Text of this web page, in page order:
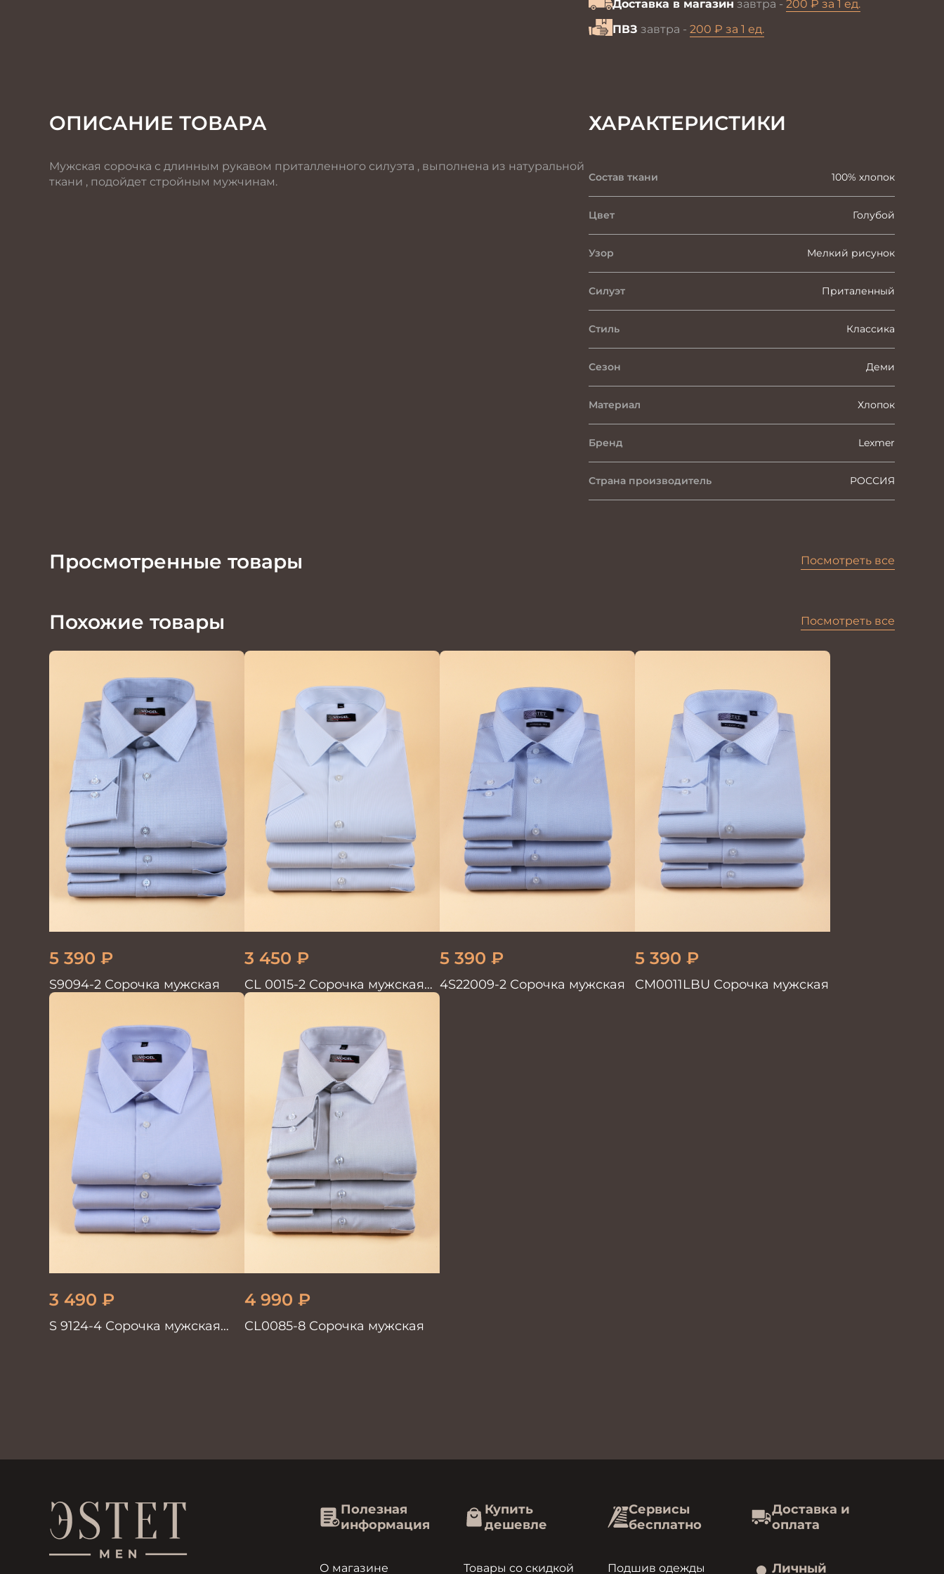
Доставка в магазин завтра - 200 ₽ за 1 ед.
ПВЗ завтра - 200 ₽ за 1 ед.
ОПИСАНИЕ ТОВАРА
Мужская сорочка с длинным рукавом приталленного силуэта , выполнена из натуральной
ткани , подойдет стройным мужчинам.
ХАРАКТЕРИСТИКИ
Состав ткани 100% хлопок
Цвет Голубой
Узор Мелкий рисунок
Силуэт Приталенный
Стиль Классика
Сезон Деми
Материал Хлопок
Бренд Lexmer
Страна производитель РОССИЯ
Просмотренные товары Посмотреть все
Похожие товары Посмотреть все
5 390 ₽
S9094-2 Сорочка мужская
3 450 ₽
CL 0015-2 Сорочка мужская
короткий рукав
5 390 ₽
4S22009-2 Сорочка мужская
5 390 ₽
CM0011LBU Сорочка мужская
3 490 ₽
S 9124-4 Сорочка мужская
4 990 ₽
CL0085-8 Сорочка мужская
Полезная
информация
О магазине
Купить
дешевле
Товары со скидкой
Сервисы
бесплатно
Подшив одежды
Доставка и
оплата
Личный